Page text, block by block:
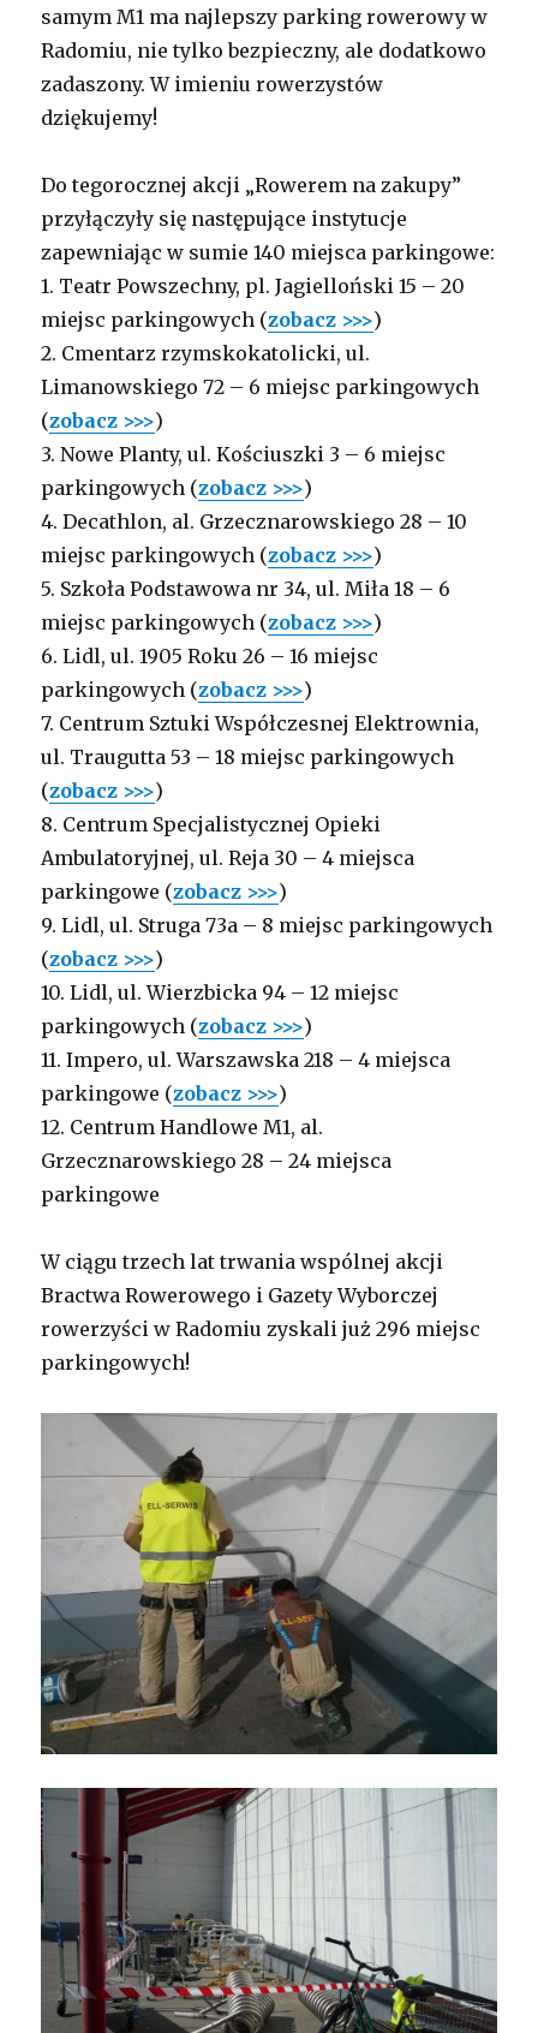
samym M1 ma najlepszy parking rowerowy w
Radomiu, nie tylko bezpieczny, ale dodatkowo
zadaszony. W imieniu rowerzystów
dziękujemy!
Do tegorocznej akcji „Rowerem na zakupy”
przyłączyły się następujące instytucje
zapewniając w sumie 140 miejsca parkingowe:
1. Teatr Powszechny, pl. Jagielloński 15 – 20
miejsc parkingowych (zobacz >>>)
2. Cmentarz rzymskokatolicki, ul.
Limanowskiego 72 – 6 miejsc parkingowych
(zobacz >>>)
3. Nowe Planty, ul. Kościuszki 3 – 6 miejsc
parkingowych (zobacz >>>)
4. Decathlon , al. Grzecznarowskiego 28 – 10
miejsc parkingowych (zobacz >>>)
5. Szkoła Podstawowa nr 34 , ul. Miła 18 – 6
miejsc parkingowych (zobacz >>>)
6. Lidl, ul. 1905 Roku 26 – 16 miejsc
parkingowych (zobacz >>>)
7. Centrum Sztuki Współczesnej Elektrownia ,
ul. Traugutta 53 – 18 miejsc parkingowych
(zobacz >>>)
8. Centrum Specjalistycznej Opieki
Ambulatoryjnej, ul. Reja 30 –4 miejsca
parkingowe (zobacz >>>)
9. Lidl, ul. Struga73a – 8 miejsc parkingowych
(zobacz >>>)
10. Lidl, ul. Wierzbicka 94 – 12 miejsc
parkingowych (zobacz >>>)
11. Impero, ul. Warszawska 218 – 4 miejsca
parkingowe (zobacz >>>)
12. Centrum Handlowe M1, al.
Grzecznarowskiego 28 – 24 miejsca
parkingowe
W ciągu trzech lat trwania wspólnej akcji
Bractwa Rowerowego i Gazety Wyborczej
rowerzyści w Radomiu zyskali już 296 miejsc
parkingowych!